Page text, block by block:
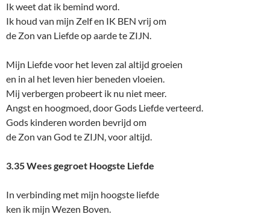
Ik weet dat ik bemind word.
Ik houd van mijn Zelf en IK BEN vrij om
de Zon van Liefde op aarde te ZIJN.
Mijn Liefde voor het leven zal altijd groeien
en in al het leven hier beneden vloeien.
Mij verbergen probeert ik nu niet meer.
Angst en hoogmoed, door Gods Liefde verteerd.
Gods kinderen worden bevrijd om
de Zon van God te ZIJN, voor altijd.
3.35 Wees gegroet Hoogste Liefde
In verbinding met mijn hoogste liefde
ken ik mijn Wezen Boven.